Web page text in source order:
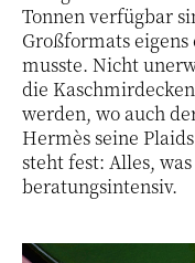
Tonnen verfügbar
Großformats
musste. Nicht
die
werden, wo auch
Hermès seine
steht fest: Alles,
beratungsintensiv.